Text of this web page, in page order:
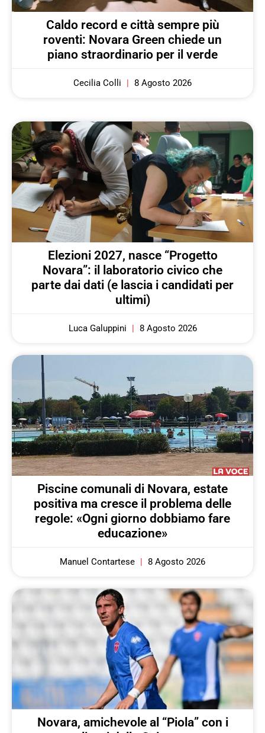
Caldo record e città sempre più
roventi: Novara Green chiede un
piano straordinario per il verde
Cecilia Colli 8 Agosto 2026
Elezioni 2027, nasce “Progetto
Novara”: il laboratorio civico che
parte dai dati (e lascia i candidati per
ultimi)
Luca Galuppini 8 Agosto 2026
Piscine comunali di Novara, estate
positiva ma cresce il problema delle
regole: «Ogni giorno dobbiamo fare
educazione»
Manuel Contartese 8 Agosto 2026
Novara, amichevole al “Piola” con i